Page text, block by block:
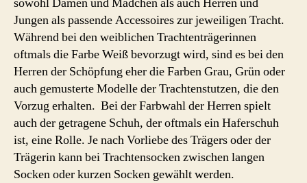
Jungen als passende Accessoires zur jeweiligen Tracht.
Während bei den weiblichen Trachtenträgerinnen
oftmals die Farbe Weiß bevorzugt wird, sind es bei den
Herren der Schöpfung eher die Farben Grau, Grün oder
auch gemusterte Modelle der Trachtenstutzen, die den
Vorzug erhalten. Bei der Farbwahl der Herren spielt
auch der getragene Schuh, der oftmals ein Haferschuh
ist, eine Rolle. Je nach Vorliebe des Trägers oder der
Trägerin kann bei Trachtensocken zwischen langen
Socken oder kurzen Socken gewählt werden.